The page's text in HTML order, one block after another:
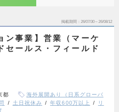
掲載期間 26/07/30～26/08/12
ン事業】営業（マーケ
セールス・フィールド
都
海外展開あり（日系グローバ
土日祝休み 年収600万以上
リ